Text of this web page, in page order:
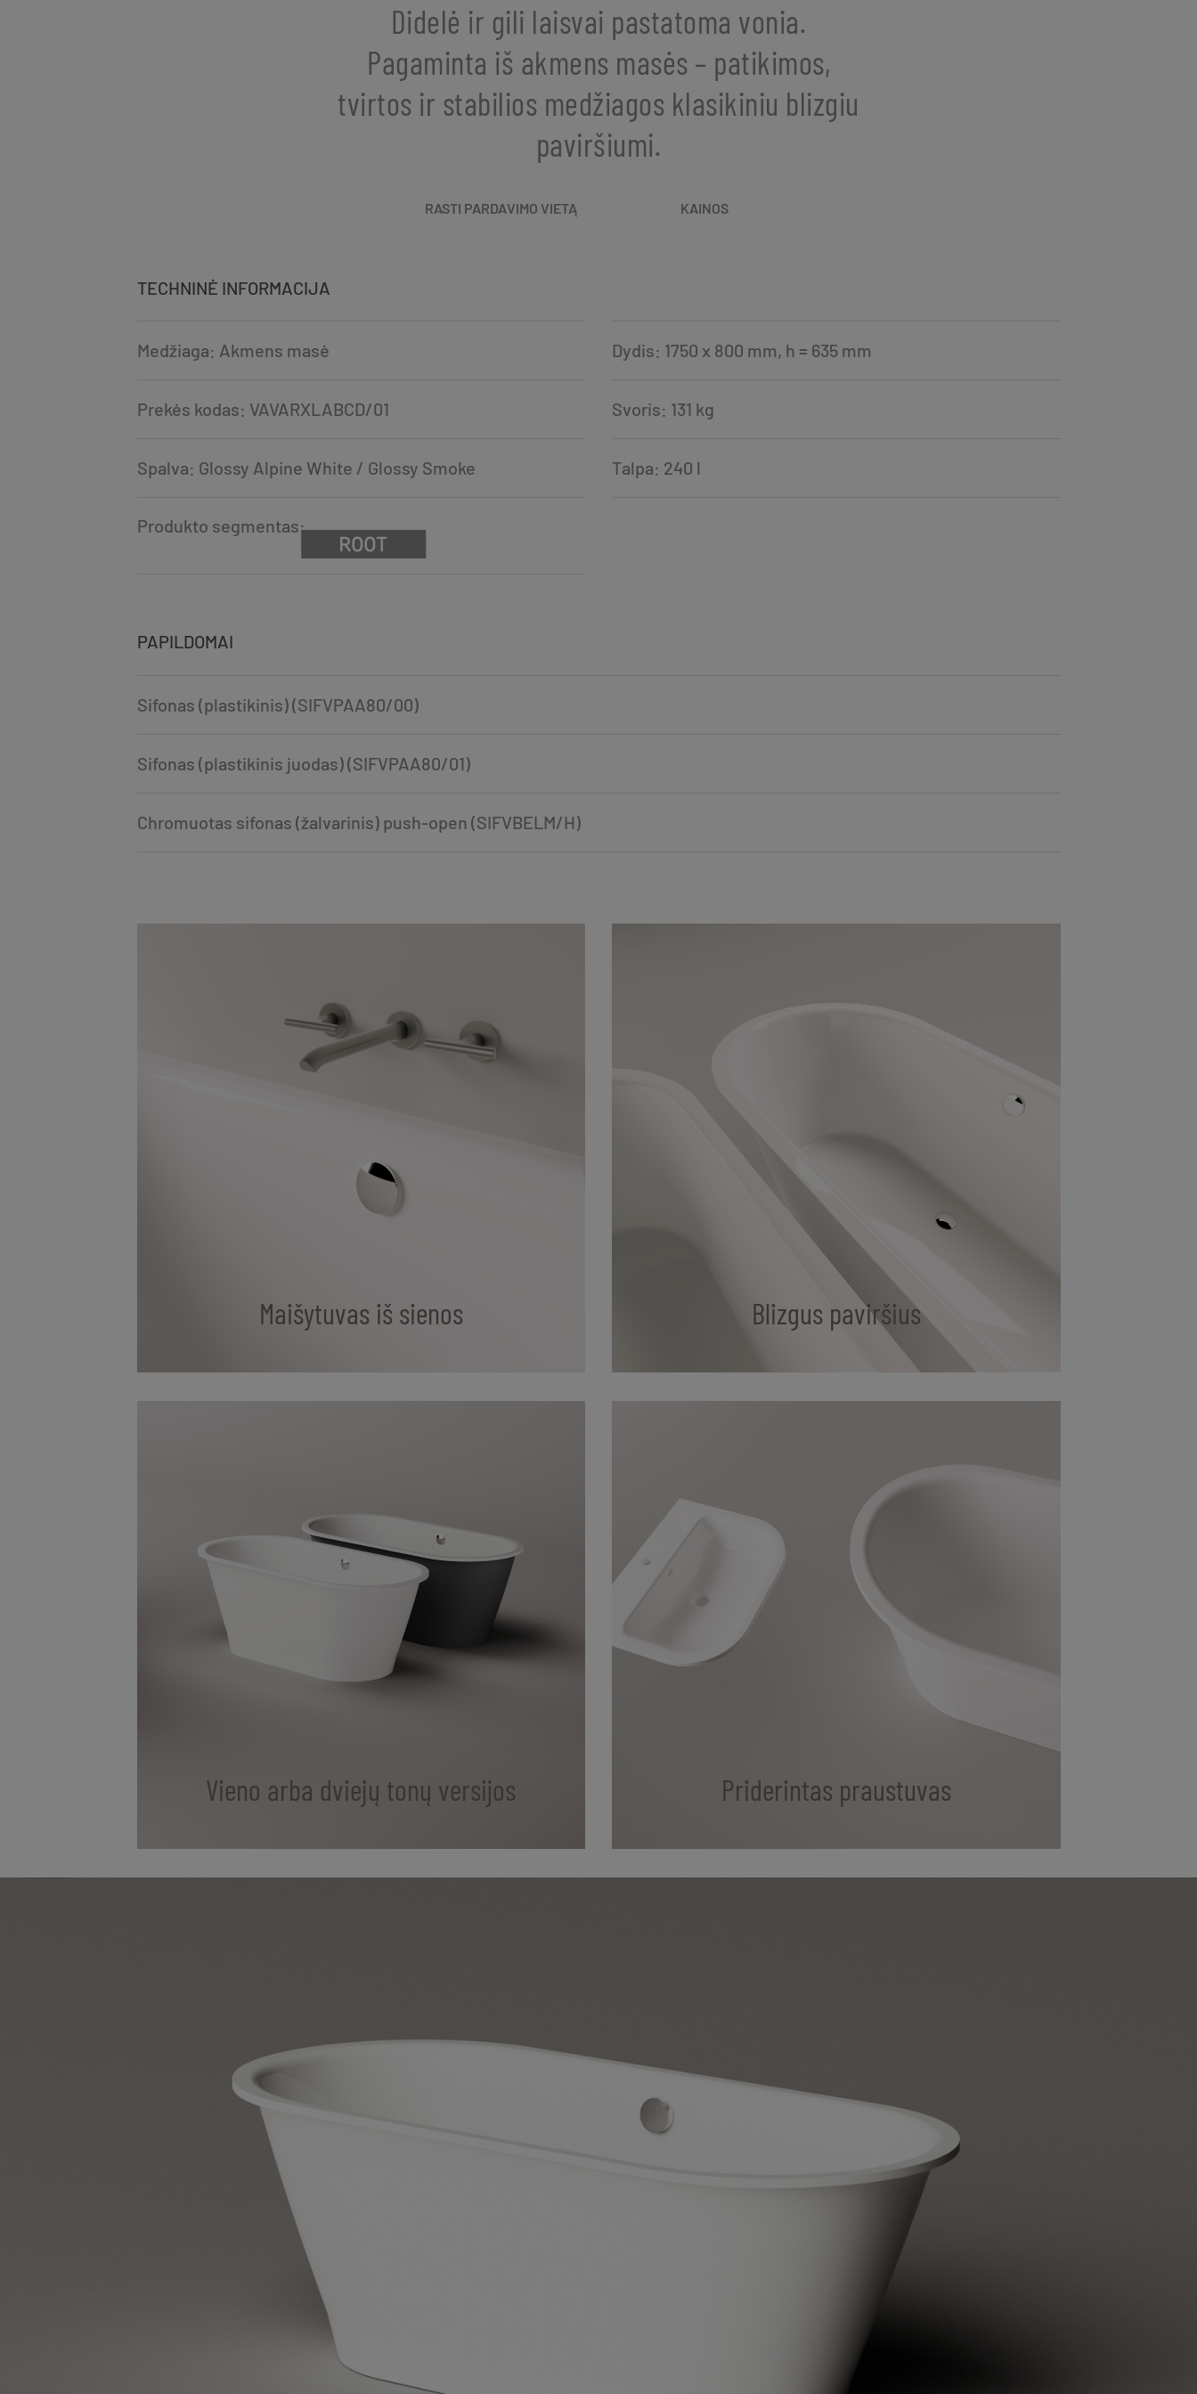
Didelė ir gili laisvai pastatoma vonia.
Pagaminta iš akmens masės – patikimos,
tvirtos ir stabilios medžiagos klasikiniu blizgiu
paviršiumi.
RASTI PARDAVIMO VIETĄ KAINOS
TECHNINĖ INFORMACIJA
Medžiaga: Akmens masė Dydis: 1750 x 800 mm, h = 635 mm
Prekės kodas: VAVARXLABCD/01 Svoris: 131 kg
Spalva: Glossy Alpine White / Glossy Smoke Talpa: 240 l
Produkto segmentas:
PAPILDOMAI
Sifonas (plastikinis) (SIFVPAA80/00)
Sifonas (plastikinis juodas) (SIFVPAA80/01)
Chromuotas sifonas (žalvarinis) push-open (SIFVBELM/H)
Maišytuvas iš sienos Blizgus paviršius
Vieno arba dviejų tonų versijos Priderintas praustuvas